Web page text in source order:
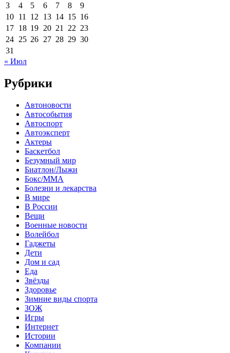
3
4 5 6 7 8
9
10 11 12 13 14 15 16
17 18 19 20 21 22 23
24 25 26 27 28 29 30
31
« Июл
Рубрики
Автоновости
Автособытия
Автоспорт
Автоэксперт
Актеры
Баскетбол
Безумный мир
Биатлон/Лыжи
Бокс/MMA
Болезни и лекарства
В мире
В России
Вещи
Военные новости
Волейбол
Гаджеты
Дети
Дом и сад
Еда
Звёзды
Здоровье
Зимние виды спорта
ЗОЖ
Игры
Интернет
Истории
Компании